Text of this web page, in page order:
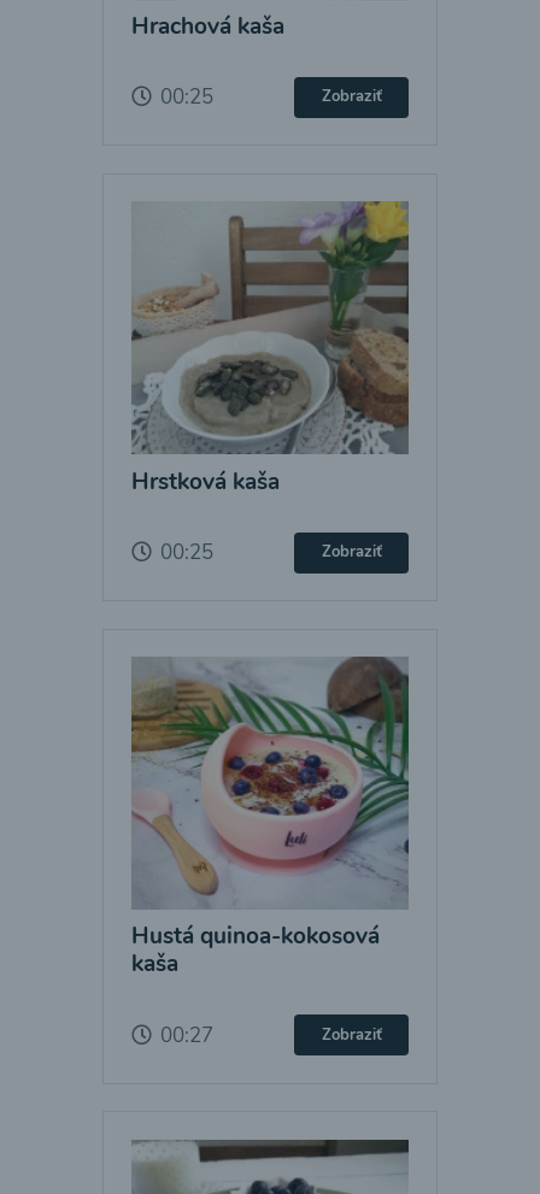
Hrachová kaša
00:25 Zobraziť
Hrstková kaša
00:25 Zobraziť
Hustá quinoa-kokosová
kaša
00:27 Zobraziť